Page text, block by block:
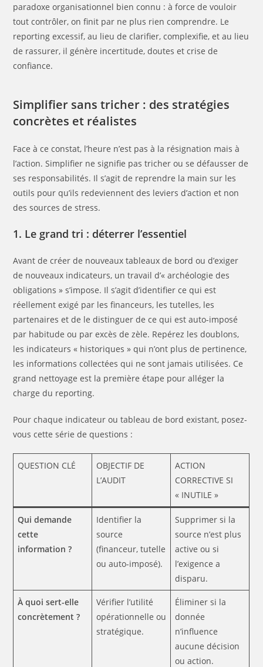
paradoxe organisationnel bien connu : à force de vouloir
tout contrôler, on finit par ne plus rien comprendre. Le
reporting excessif, au lieu de clarifier, complexifie, et au lieu
de rassurer, il génère incertitude, doutes et crise de
confiance.
Simplifier sans tricher : des stratégies
concrètes et réalistes
Face à ce constat, l’heure n’est pas à la résignation mais à
l’action. Simplifier ne signifie pas tricher ou se défausser de
ses responsabilités. Il s’agit de reprendre la main sur les
outils pour qu’ils redeviennent des leviers d’action et non
des sources de stress.
1. Le grand tri : déterrer l’essentiel
Avant de créer de nouveaux tableaux de bord ou d’exiger
de nouveaux indicateurs, un travail d’« archéologie des
obligations » s’impose. Il s’agit d’identifier ce qui est
réellement exigé par les financeurs, les tutelles, les
partenaires et de le distinguer de ce qui est auto-imposé
par habitude ou par excès de zèle. Repérez les doublons,
les indicateurs « historiques » qui n’ont plus de pertinence,
les informations collectées qui ne sont jamais utilisées. Ce
grand nettoyage est la première étape pour alléger la
charge du reporting.
Pour chaque indicateur ou tableau de bord existant, posez-
vous cette série de questions :
QUESTION CLÉ
OBJECTIF DE
L’AUDIT
ACTION
CORRECTIVE SI
« INUTILE »
Qui demande
cette
information ?
Identifier la
source
(financeur, tutelle
ou auto-imposé).
Supprimer si la
source n’est plus
active ou si
l’exigence a
disparu.
À quoi sert-elle
concrètement ?
Vérifier l’utilité
opérationnelle ou
stratégique.
Éliminer si la
donnée
n’influence
aucune décision
ou action.